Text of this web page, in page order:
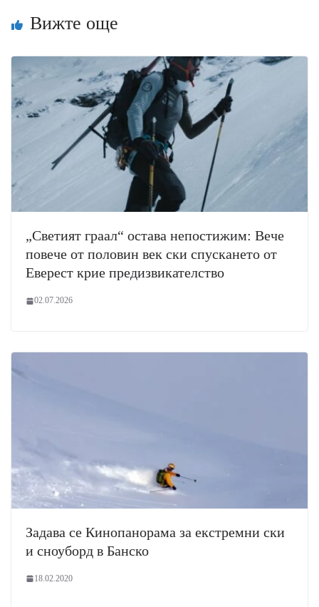
Вижте още
„Светият граал“ остава непостижим: Вече
повече от половин век ски спускането от
Еверест крие предизвикателство
02.07.2026
Задава се Кинопанорама за екстремни ски
и сноуборд в Банско
18.02.2020